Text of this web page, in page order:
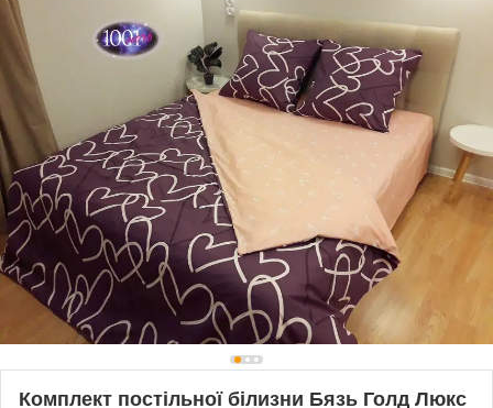
Комплект постільної білизни Бязь Голд Люкс